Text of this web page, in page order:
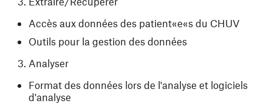
Accès aux données des patient«e«s du CHUV
Outils pour la gestion des données
Analyser
Format des données lors de l'analyse et logiciels
d'analyse